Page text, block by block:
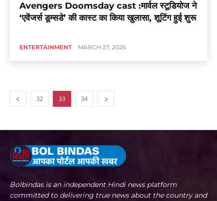
Avengers Doomsday cast :मार्वल स्टूडियोज ने
‘एवेंजर्स डूम्सडे’ की कास्ट का किया खुलासा, शूटिंग हुई शुरू
ENTERTAINMENT MARCH 27, 2025
32 33 34
Bolbindas is an independent Hindi news platform
committed to delivering true news about the country and